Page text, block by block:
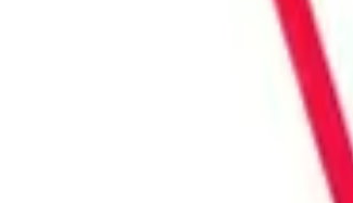
yaşam kalitesinin ayrılmaz bir parçasıdır.
sağlığını doğrudan etkileyen unsurlardan biri de